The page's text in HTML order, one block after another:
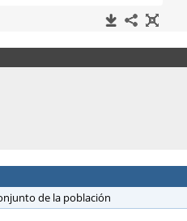
de la población